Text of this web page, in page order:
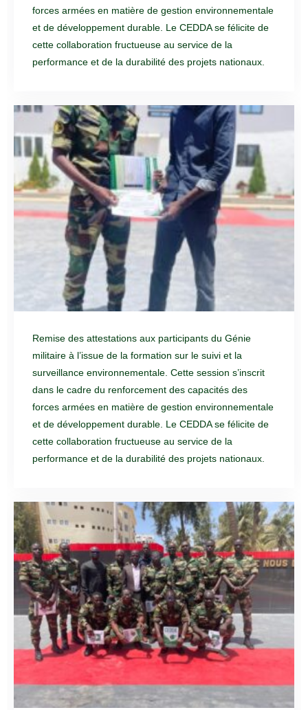
forces armées en matière de gestion environnementale
et de développement durable. Le CEDDA se félicite de
cette collaboration fructueuse au service de la
performance et de la durabilité des projets nationaux.
Remise des attestations aux participants du Génie
militaire à l’issue de la formation sur le suivi et la
surveillance environnementale. Cette session s’inscrit
dans le cadre du renforcement des capacités des
forces armées en matière de gestion environnementale
et de développement durable. Le CEDDA se félicite de
cette collaboration fructueuse au service de la
performance et de la durabilité des projets nationaux.